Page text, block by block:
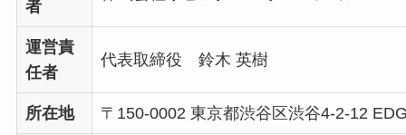
者
運営責
任者
代表取締役 鈴木 英樹
所在地 〒150-0002 東京都渋谷区渋谷4-2-12